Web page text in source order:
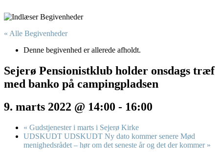
« Alle Begivenheder
Denne begivenhed er allerede afholdt.
Sejerø Pensionistklub holder onsdags træf
med banko på campingpladsen
9. marts 2022 @ 14:00 - 16:00
« Gudstjenester i marts i Sejerø Kirke
UDSKUDT UDSKUDT Ny dato kommer senere Mød
menighedsrådet – hør om det seneste år og det der kommer »